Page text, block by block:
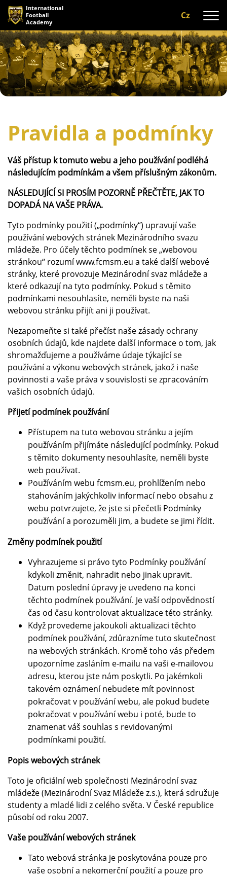
Cz
International
Football
Academy
O nás
Programy
A-tým
Zázemí
Galerie
Recenze
Kontaktujte nás
Pravidla a podmínky
Váš přístup k tomuto webu a jeho používání podléhá
následujícím podmínkám a všem příslušným zákonům.
NÁSLEDUJÍCÍ SI PROSÍM POZORNĚ PŘEČTĚTE, JAK TO
DOPADÁ NA VAŠE PRÁVA.
Tyto podmínky použití („podmínky“) upravují vaše
používání webových stránek Mezinárodního svazu
mládeže. Pro účely těchto podmínek se „webovou
stránkou“ rozumí www.fcmsm.eu a také další webové
stránky, které provozuje Mezinárodní svaz mládeže a
které odkazují na tyto podmínky. Pokud s těmito
podmínkami nesouhlasíte, neměli byste na naši
webovou stránku přijít ani ji používat.
Nezapomeňte si také přečíst naše zásady ochrany
osobních údajů, kde najdete další informace o tom, jak
shromažďujeme a používáme údaje týkající se
používání a výkonu webových stránek, jakož i naše
povinnosti a vaše práva v souvislosti se zpracováním
vašich osobních údajů.
Přijetí podmínek používání
Přístupem na tuto webovou stránku a jejím
používáním přijímáte následující podmínky. Pokud
s těmito dokumenty nesouhlasíte, neměli byste
web používat.
Používáním webu fcmsm.eu, prohlížením nebo
stahováním jakýchkoliv informací nebo obsahu z
webu potvrzujete, že jste si přečetli Podmínky
používání a porozuměli jim, a budete se jimi řídit.
Změny podmínek použití
Vyhrazujeme si právo tyto Podmínky používání
kdykoli změnit, nahradit nebo jinak upravit.
Datum poslední úpravy je uvedeno na konci
těchto podmínek používání. Je vaší odpovědností
čas od času kontrolovat aktualizace této stránky.
Když provedeme jakoukoli aktualizaci těchto
podmínek používání, zdůrazníme tuto skutečnost
na webových stránkách. Kromě toho vás předem
upozorníme zasláním e-mailu na vaši e-mailovou
adresu, kterou jste nám poskytli. Po jakémkoli
takovém oznámení nebudete mít povinnost
pokračovat v používání webu, ale pokud budete
pokračovat v používání webu i poté, bude to
znamenat váš souhlas s revidovanými
podmínkami použití.
Popis webových stránek
Toto je oficiální web společnosti Mezinárodní svaz
mládeže (Mezinárodní Svaz Mládeže z.s.), která sdružuje
studenty a mladé lidi z celého světa. V České republice
působí od roku 2007.
Vaše používání webových stránek
Tato webová stránka je poskytována pouze pro
vaše osobní a nekomerční použití a pouze pro